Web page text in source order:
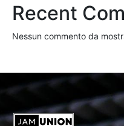
Recent
Nessun commento da